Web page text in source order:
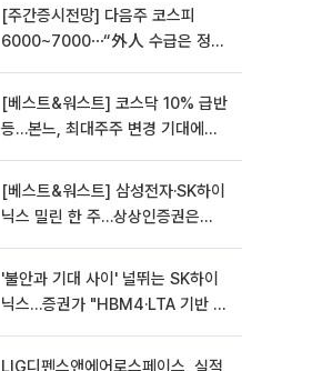
[주간증시전망] 다음주 코스피
6000~7000⋯“外人 수급은 정책
[베스트&워스트] 코스닥 10% 급반
등…본느, 최대주주 변경 기대에
[베스트&워스트] 삼성전자·SK하이
닉스 밀린 한 주…상상인증권은
'불안과 기대 사이' 널뛰는 SK하이
닉스…증권가 "HBM4·LTA 기반 펀
LIG디펜스앤에어로스페이스, 실적